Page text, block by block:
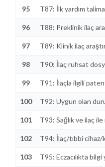
95 T87: İlk yardım
96 T88: Preklinik ilaç
97 T89: Klinik ilaç
98 T90: İlaç ruhsat
99 T91: İlaçla ilgili
100 T92: Uygun olan
101 T93: Sağlık ve ilaç
102 T94: İlaç/tıbbi
103 T95: Eczacılıkta